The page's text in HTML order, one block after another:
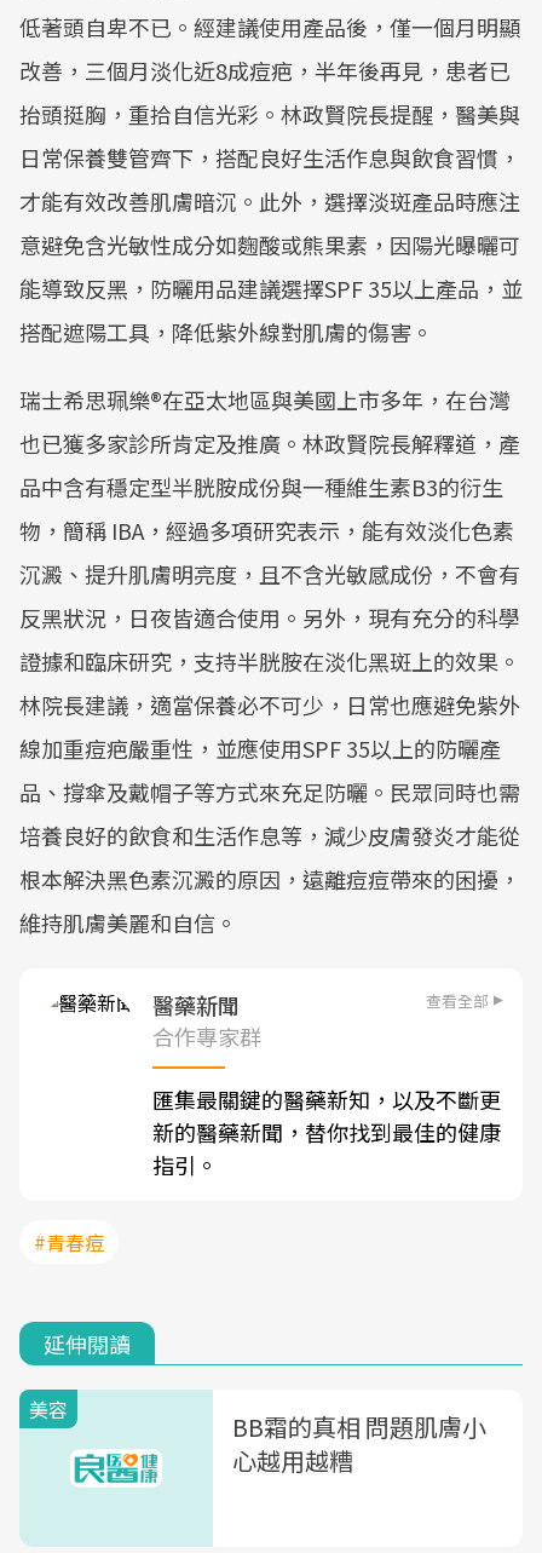
低著頭自卑不已。經建議使用產品後，僅一個月明顯
改善，三個月淡化近8成痘疤，半年後再見，患者已
抬頭挺胸，重拾自信光彩。林政賢院長提醒，醫美與
日常保養雙管齊下，搭配良好生活作息與飲食習慣，
才能有效改善肌膚暗沉。此外，選擇淡斑產品時應注
意避免含光敏性成分如麴酸或熊果素，因陽光曝曬可
能導致反黑，防曬用品建議選擇SPF 35以上產品，並
搭配遮陽工具，降低紫外線對肌膚的傷害。
瑞士希思珮樂®在亞太地區與美國上市多年，在台灣
也已獲多家診所肯定及推廣。林政賢院長解釋道，產
品中含有穩定型半胱胺成份與一種維生素B3的衍生
物，簡稱 IBA，經過多項研究表示，能有效淡化色素
沉澱、提升肌膚明亮度，且不含光敏感成份，不會有
反黑狀況，日夜皆適合使用。另外，現有充分的科學
證據和臨床研究，支持半胱胺在淡化黑斑上的效果。
林院長建議，適當保養必不可少，日常也應避免紫外
線加重痘疤嚴重性，並應使用SPF 35以上的防曬產
品、撐傘及戴帽子等方式來充足防曬。民眾同時也需
培養良好的飲食和生活作息等，減少皮膚發炎才能從
根本解決黑色素沉澱的原因，遠離痘痘帶來的困擾，
維持肌膚美麗和自信。
醫藥新聞 查看全部
合作專家群
匯集最關鍵的醫藥新知，以及不斷更
新的醫藥新聞，替你找到最佳的健康
指引。
#青春痘
延伸閱讀
美容
BB霜的真相 問題肌膚小
心越用越糟